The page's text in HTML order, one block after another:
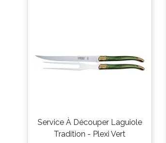
Service À Découper Laguiole
Tradition - Plexi Vert